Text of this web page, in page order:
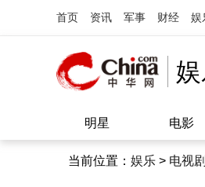
首页 资讯 军事 财经 娱
明星 电影
当前位置： 娱乐 > 电视剧